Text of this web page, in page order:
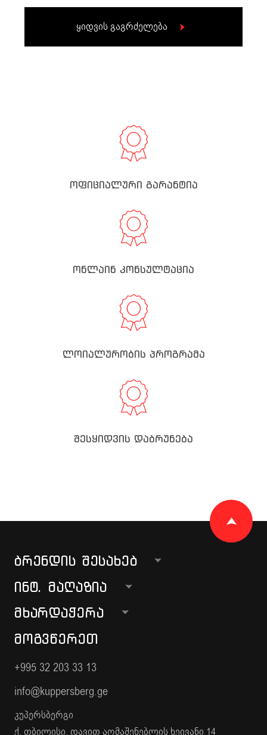
ყიდვის გაგრძელება
ოფიციალური გარანტია
ონლაინ კონსულტაცია
ლოიალურობის პროგრამა
შესყიდვის დაბრუნება
ᲑᲠᲔᲜᲓᲘᲡ ᲨᲔᲡᲐᲮᲔᲑ
ᲘᲜᲢ. ᲛᲐᲦᲐᲖᲘᲐ
ᲛᲮᲐᲠᲓᲐᲭᲔᲠᲐ
ᲛᲝᲒᲕᲬᲔᲠᲔᲗ
+995 32 203 33 13
info@kuppersberg.ge
კუპერსბერგი
ქ. თბილისი, დავით აღმაშენებლის ხეივანი 14